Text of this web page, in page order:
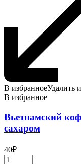
В избранноеУдалить
В избранное
Вьетнамский
сахаром
40₽